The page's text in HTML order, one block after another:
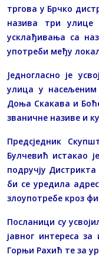
тргова у Брчко
назива три улице
усклађивања са
употреби међу
Једногласно је
улица у
Доња Скакава и
званичне називе и
Предсједник
Булчевић истакао
подручју
би се уредила
злоупотребе кроз
Посланици су
јавног интереса за
Горњи Рахић те за